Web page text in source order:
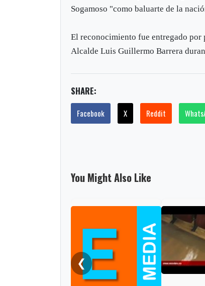
Sogamoso "como baluarte de la
El reconocimiento fue entregado por
Alcalde Luis Guillermo Barrera
SHARE:
Facebook X Reddit
You Might Also Like
❮